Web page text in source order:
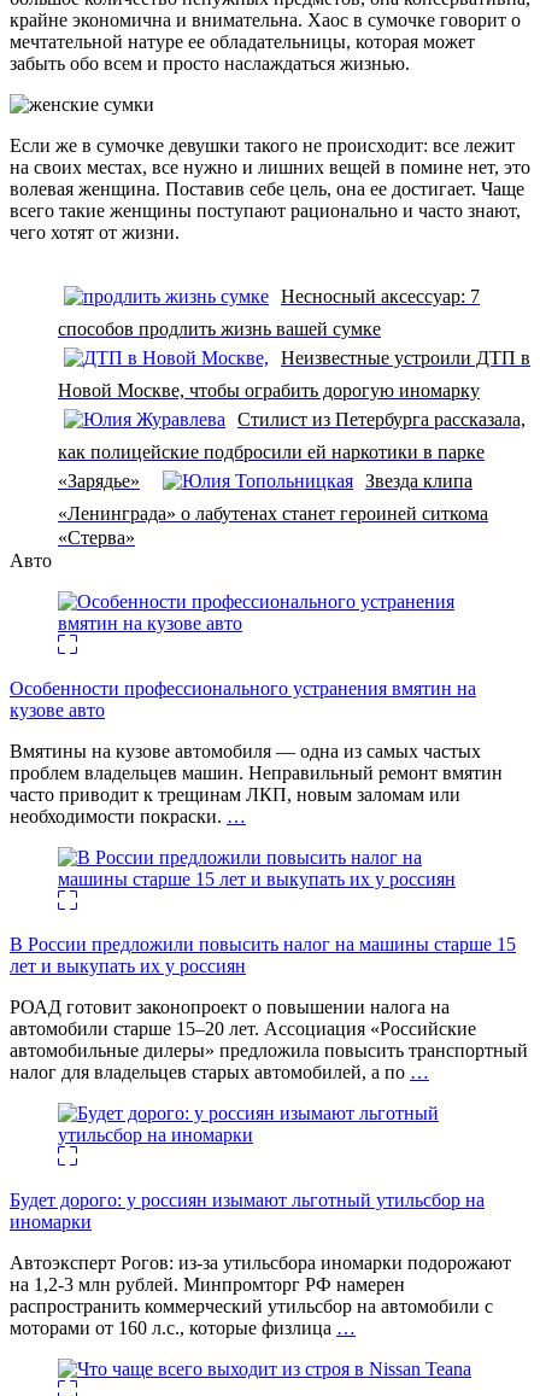
крайне экономична и внимательна. Хаос в сумочке говорит о
мечтательной натуре ее обладательницы, которая может
забыть обо всем и просто наслаждаться жизнью.
Если же в сумочке девушки такого не происходит: все лежит
на своих местах, все нужно и лишних вещей в помине нет, это
волевая женщина. Поставив себе цель, она ее достигает. Чаще
всего такие женщины поступают рационально и часто знают,
чего хотят от жизни.
Несносный аксессуар: 7
способов продлить жизнь вашей сумке
Неизвестные устроили ДТП в
Новой Москве, чтобы ограбить дорогую иномарку
Стилист из Петербурга рассказала,
как полицейские подбросили ей наркотики в парке
«Зарядье»
Звезда клипа
«Ленинграда» о лабутенах станет героиней ситкома
«Стерва»
Авто
Особенности профессионального устранения вмятин на
кузове авто
Вмятины на кузове автомобиля — одна из самых частых
проблем владельцев машин. Неправильный ремонт вмятин
часто приводит к трещинам ЛКП, новым заломам или
необходимости покраски. …
В России предложили повысить налог на машины старше 15
лет и выкупать их у россиян
РОАД готовит законопроект о повышении налога на
автомобили старше 15–20 лет. Ассоциация «Российские
автомобильные дилеры» предложила повысить транспортный
налог для владельцев старых автомобилей, а по …
Будет дорого: у россиян изымают льготный утильсбор на
иномарки
Автоэксперт Рогов: из-за утильсбора иномарки подорожают
на 1,2-3 млн рублей. Минпромторг РФ намерен
распространить коммерческий утильсбор на автомобили с
моторами от 160 л.с., которые физлица …